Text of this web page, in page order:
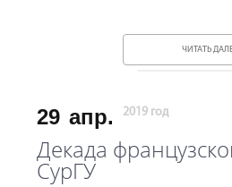
ЧИТАТЬ
29 апр. 2019 год
Декада
СурГУ